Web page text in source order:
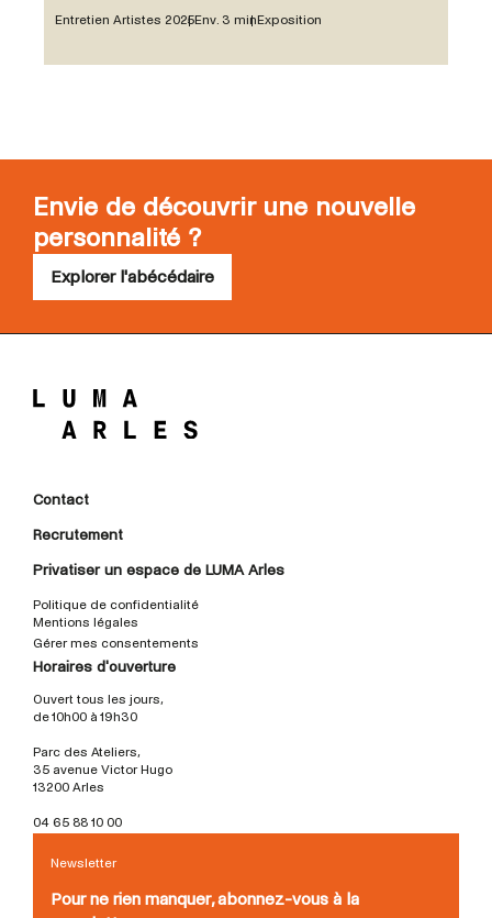
Entretien Artistes 2025Env. 3 min Exposition
Envie de découvrir une nouvelle
personnalité ?
Explorer l'abécédaire
Contact
Recrutement
Privatiser un espace de LUMA Arles
Politique de confidentialité
Mentions légales
Gérer mes consentements
Horaires d'ouverture
Ouvert tous les jours,
de 10h00 à 19h30
Parc des Ateliers,
35 avenue Victor Hugo
13200 Arles
04 65 88 10 00
Newsletter
Pour ne rien manquer, abonnez-vous à la